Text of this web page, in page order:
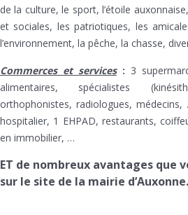
de la culture, le sport, l’étoile
et sociales, les patriotiques, les
l’environnement, la pêche, la chasse,
Commerces et services: 3
alimentaires, spécialistes
orthophonistes, radiologues,
hospitalier, 1 EHPAD, restaurants,
en immobilier, …
ET de nombreux avantages que
sur le site de la mairie d’Auxonne.